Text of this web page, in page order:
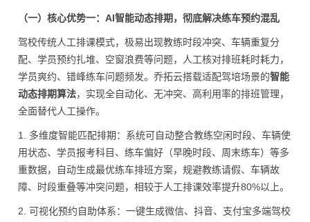
（一）核心优势一：AI智能动态排期，彻底解决练车预约混乱
驾校传统人工排课模式，极易出现教练时段冲突、车辆重复分
配、学员预约扎堆、空窗浪费等问题，人工核对排班耗时耗力，
学员爽约、错峰练车问题频发。乔拓云搭载适配驾培场景的智能
动态排期算法，实现全自动化、无冲突、高利用率的排班管理，
全面替代人工操作。
1. 多维度智能匹配排期：系统可自动整合教练空闲时段、车辆使
用状态、学员报考科目、练车偏好（早晚时段、周末练车）等多
重数据，自动生成最优练车排班方案，规避教练请假、车辆故
障、时段重叠等冲突问题，相较于人工排课效率提升80%以上。
2. 可视化预约自助体系：一键生成微信、抖音、支付宝多端驾校